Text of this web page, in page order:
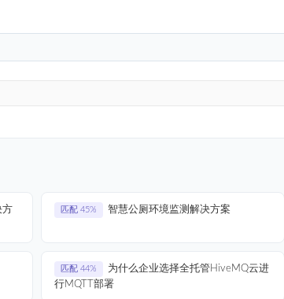
方 匹配 45% 智慧公厕环境监测解决方案
匹配 44%
为什么企业选择全托管HiveMQ云进
行MQTT部署